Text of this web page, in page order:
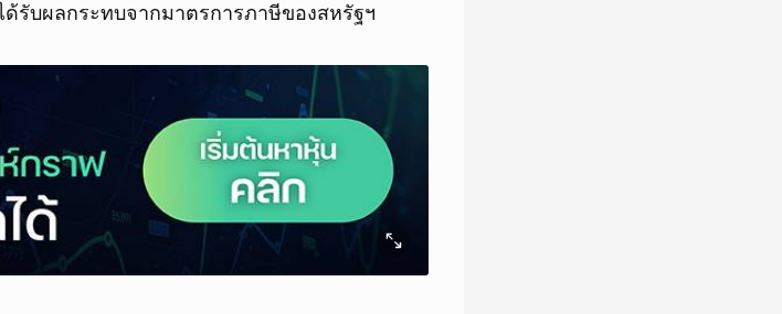
รับผลกระทบจากมาตรการภาษีของสหรัฐฯ